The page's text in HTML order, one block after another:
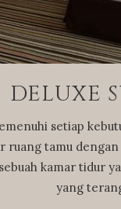
DELUXE
setiap
tamu dengan
kamar tidur
yang